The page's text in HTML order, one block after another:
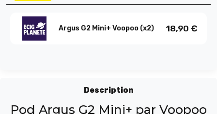
Argus G2 Mini+ Voopoo (x2) 18,90 €
Description
Pod Argus G2 Mini+ par Voopoo